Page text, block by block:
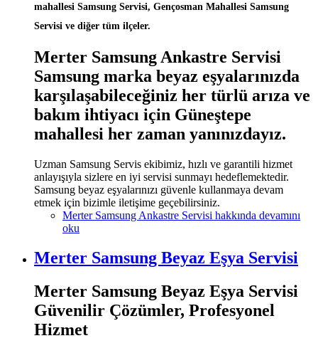
mahallesi Samsung Servisi, Gençosman Mahallesi Samsung
Servisi ve diğer tüm ilçeler.
Merter Samsung Ankastre Servisi
Samsung marka beyaz eşyalarınızda
karşılaşabileceğiniz her türlü arıza ve
bakım ihtiyacı için Güneştepe
mahallesi her zaman yanınızdayız.
Uzman Samsung Servis ekibimiz, hızlı ve garantili hizmet
anlayışıyla sizlere en iyi servisi sunmayı hedeflemektedir.
Samsung beyaz eşyalarınızı güvenle kullanmaya devam
etmek için bizimle iletişime geçebilirsiniz.
Merter Samsung Ankastre Servisi hakkında devamını
oku
Merter Samsung Beyaz Eşya Servisi
Merter Samsung Beyaz Eşya Servisi
Güvenilir Çözümler, Profesyonel
Hizmet